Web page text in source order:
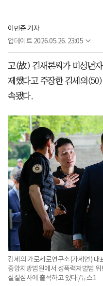
이민준 기자
업데이트 2026.05.26. 23:05
고(故) 김새론씨가 미성년
제했다고 주장한 김세의
속됐다.
김세의 가로세로연구소(가세연) 대
중앙지방법원에서 성폭력처벌법
실질심사에 출석하고 있다./뉴스1